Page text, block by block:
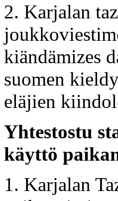
2. Karjalan
kiändämizes
suomen
eläjien
Yhtestostu
käyttö
1. Karjalan